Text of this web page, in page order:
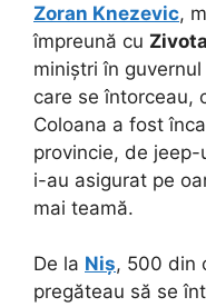
Zoran Knezevic,
împreună cu
miniștri în
care se întorceau,
Coloana a fost
provincie, de
i-au asigurat pe
mai teamă.
De la Niș, 500 din
pregăteau să se